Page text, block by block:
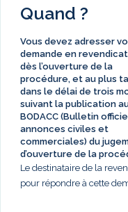
Quand ?
Vous devez adresser
demande en
dès l’ouverture de la
procédure, et au plus
dans le délai de trois
suivant la publication
BODACC (Bulletin
annonces civiles et
commerciales) du
d’ouverture de la
Le destinataire de la
pour répondre à cette